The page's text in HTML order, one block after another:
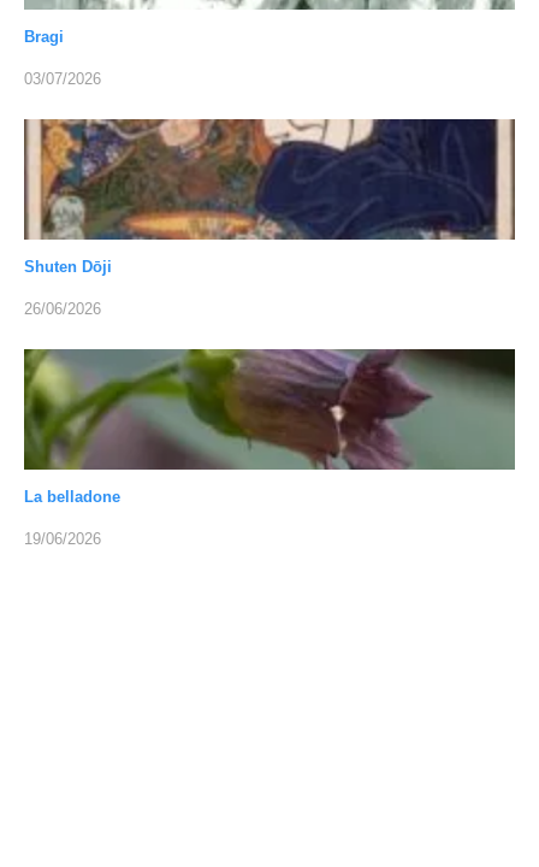
Bragi
03/07/2026
Shuten Dōji
26/06/2026
La belladone
19/06/2026